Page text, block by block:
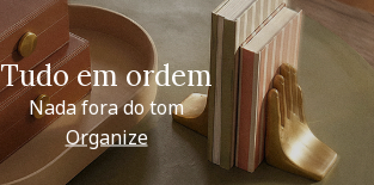
Tudo em ordem
Nada fora do tom
Organize